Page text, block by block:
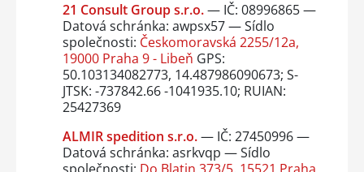
21 Consult Group s.r.o.— IČ: 08996865 —
Datová schránka: awpsx57 — Sídlo
společnosti: Českomoravská 2255/12a,
19000 Praha 9 - Libeň GPS:
50.103134082773, 14.487986090673; S-
JTSK: -737842.66 -1041935.10; RUIAN:
25427369
ALMIR spedition s.r.o.— IČ: 27450996 —
Datová schránka: asrkvqp — Sídlo